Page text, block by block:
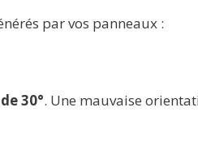
par vos panneaux :
30°. Une mauvaise